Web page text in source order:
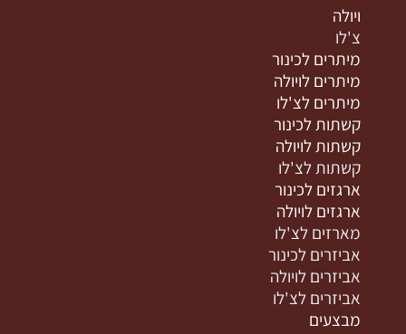
ויולה
צ'לו
מיתרים לכינור
מיתרים לויולה
מיתרים לצ'לו
קשתות לכינור
קשתות לויולה
קשתות לצ'לו
ארגזים לכינור
ארגזים לויולה
מארזים לצ'לו
אביזרים לכינור
אביזרים לויולה
אביזרים לצ'לו
מבצעים